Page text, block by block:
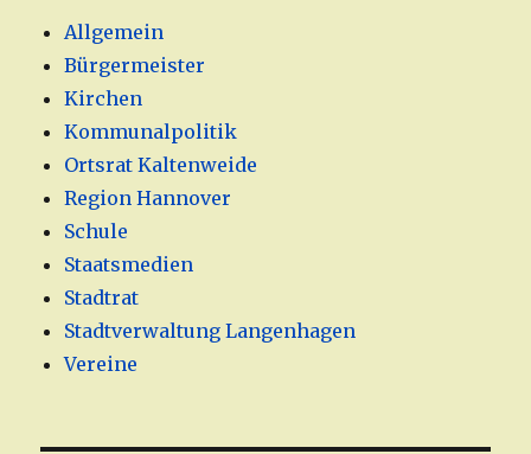
Allgemein
Bürgermeister
Kirchen
Kommunalpolitik
Ortsrat Kaltenweide
Region Hannover
Schule
Staatsmedien
Stadtrat
Stadtverwaltung Langenhagen
Vereine